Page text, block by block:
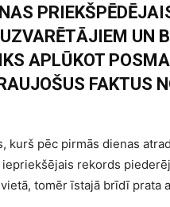
UN
APLŪKOT POSMA
FAKTUS
kurš pēc pirmās dienas
rekords
tomēr īstajā brīdī prata